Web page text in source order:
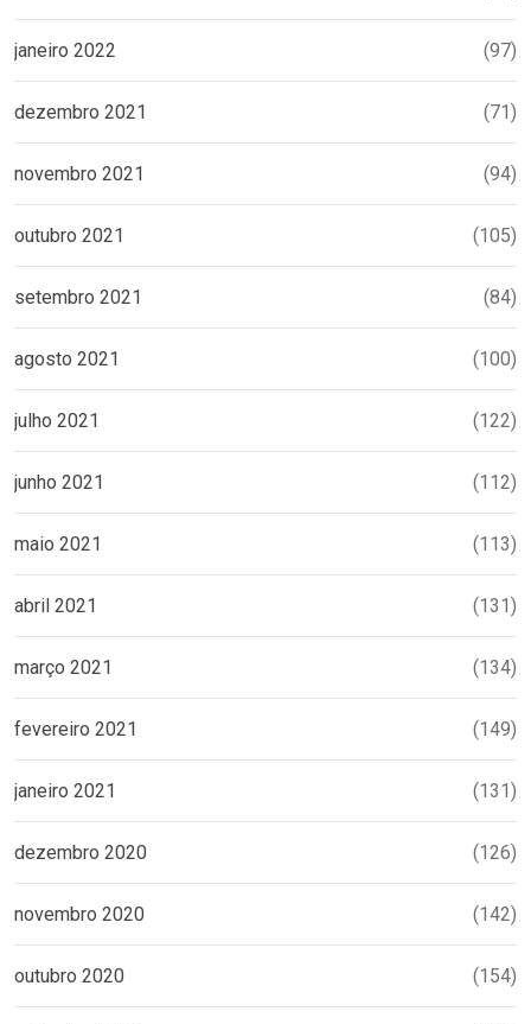
janeiro 2022 (97)
dezembro 2021 (71)
novembro 2021 (94)
outubro 2021 (105)
setembro 2021 (84)
agosto 2021 (100)
julho 2021 (122)
junho 2021 (112)
maio 2021 (113)
abril 2021 (131)
março 2021 (134)
fevereiro 2021 (149)
janeiro 2021 (131)
dezembro 2020 (126)
novembro 2020 (142)
outubro 2020 (154)